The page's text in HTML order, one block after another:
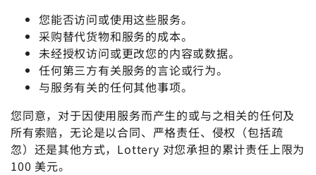
您能否访问或使用这些服务。
采购替代货物和服务的成本。
未经授权访问或更改您的内容或数据。
任何第三方有关服务的言论或行为。
与服务有关的任何其他事项。
您同意，对于因使用服务而产生的或与之相关的任何及
所有索赔，无论是以合同、严格责任、侵权（包括疏
忽）还是其他方式，Lottery 对您承担的累计责任上限为
100 美元。